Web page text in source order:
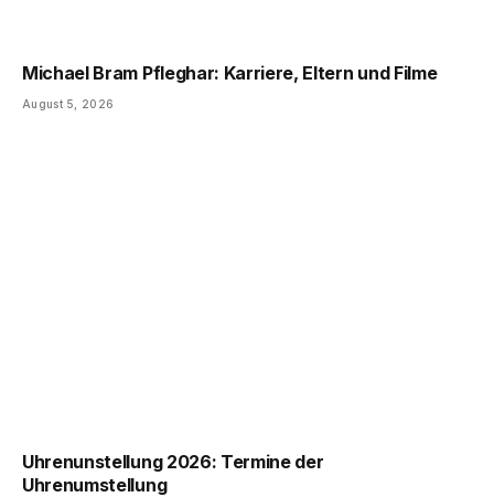
Michael Bram Pfleghar: Karriere, Eltern und Filme
August 5, 2026
Uhrenunstellung 2026: Termine der
Uhrenumstellung